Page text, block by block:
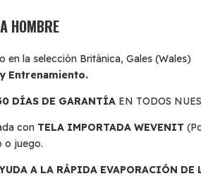
HOMBRE
la selección Británica, Gales (Wales)
Entrenamiento.
DÍAS DE GARANTÍA EN TODOS
con TELA IMPORTADA WEVENIT
o juego.
A LA RÁPIDA EVAPORACIÓN